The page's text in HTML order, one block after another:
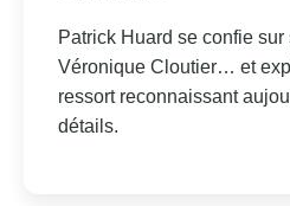
Patrick Huard se confie
Véronique Cloutier… et
ressort reconnaissant
détails.